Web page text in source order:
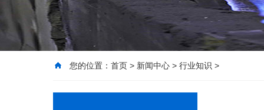
您的位置： 首页 > 新闻中心 > 行业知识 >